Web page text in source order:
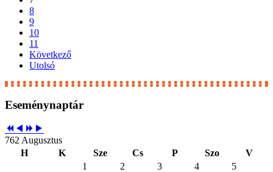
8
9
10
11
Következő
Utolsó
Eseménynaptár
762 Augusztus
H
K Sze Cs P Szo
V
1
2 3 4
5